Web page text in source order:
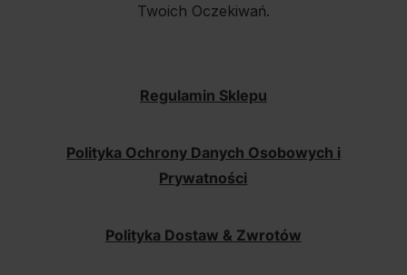
Twoich Oczekiwań.
Regulamin Sklepu
Polityka Ochrony Danych Osobowych i
Prywatności
Polityka Dostaw & Zwrotów